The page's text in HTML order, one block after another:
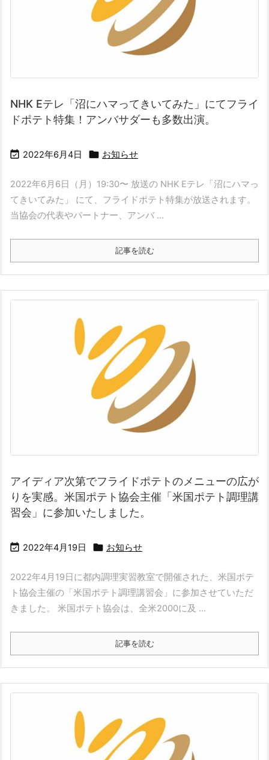
NHK Eテレ「沼にハマってきいてみた」にてフライ
ドポテト特集！アンバサダーも多数出演。
 2022年6月4日  お知らせ
2022年6月6日（月）19:30〜 放送の NHK Eテレ「沼にハマっ
てきいてみた」 にて、フライドポテト特集が放送されます。
当協会の代表やパートナー、アンバ ...
記事を読む
アイディア次第でフライドポテトのメニューの広が
りを実感。米国ポテト協会主催「米国ポテト調理講
習会」に参加いたしました。
 2022年4月19日  お知らせ
2022年4月19日に都内調理実習教室で開催された、米国ポテ
ト協会主催の「米国ポテト調理講習会」に参加させていただ
きました。 米国ポテト協会は、全米2000に及 ...
記事を読む